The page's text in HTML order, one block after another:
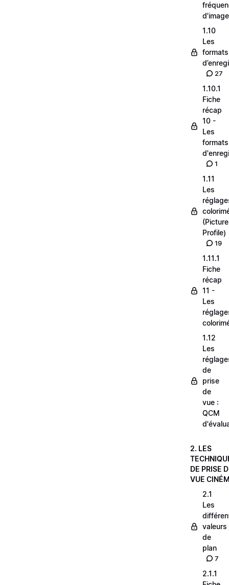
d'image
1.10
Les
formats
27
1.10.1
Fiche
récap
10 -
Les
formats
1
1.11
Les
(Picture
Profile)
19
1.11.1
Fiche
récap
11 -
Les
1.12
Les
de
prise
de
vue :
QCM
2. LES
DE PRISE
VUE
2.1
Les
valeurs
de
plan
7
2.1.1